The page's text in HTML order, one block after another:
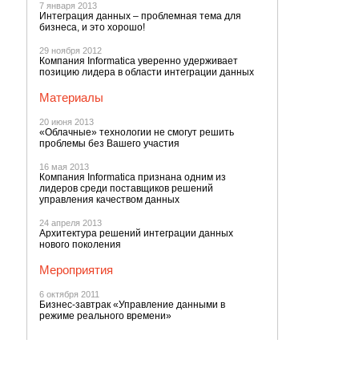
7 января 2013
Интеграция данных – проблемная тема для
бизнеса, и это хорошо!
29 ноября 2012
Компания Informatica уверенно удерживает
позицию лидера в области интеграции данных
Материалы
20 июня 2013
«Облачные» технологии не смогут решить
проблемы без Вашего участия
16 мая 2013
Компания Informatica признана одним из
лидеров среди поставщиков решений
управления качеством данных
24 апреля 2013
Архитектура решений интеграции данных
нового поколения
Мероприятия
6 октября 2011
Бизнес-завтрак «Управление данными в
режиме реального времени»